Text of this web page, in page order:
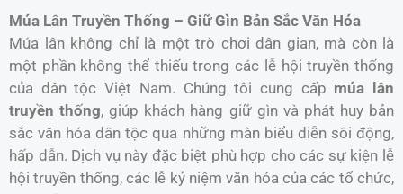
Múa Lân Truyền Thống – Giữ Gìn Bản Sắc Văn Hóa
Múa lân không chỉ là một trò chơi dân gian, mà còn là
một phần không thể thiếu trong các lễ hội truyền thống
của dân tộc Việt Nam. Chúng tôi cung cấp múa lân
truyền thống, giúp khách hàng giữ gìn và phát huy bản
sắc văn hóa dân tộc qua những màn biểu diễn sôi động,
hấp dẫn. Dịch vụ này đặc biệt phù hợp cho các sự kiện lễ
hội truyền thống, các lễ kỷ niệm văn hóa của các tổ chức,